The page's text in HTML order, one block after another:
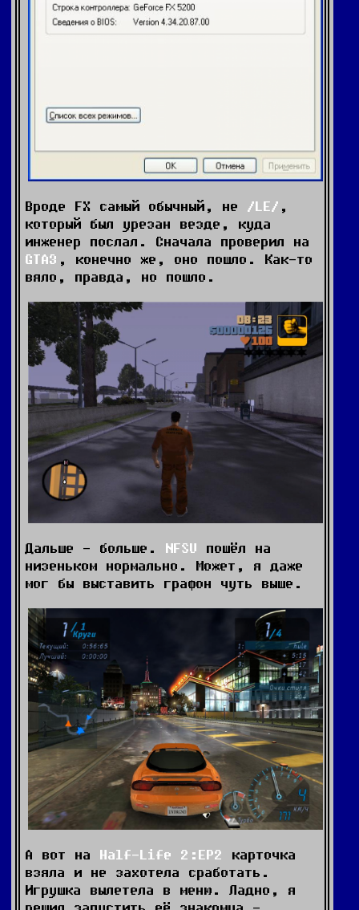
Вроде FX самый обычный, не LE
,
который был урезан везде, куда
инженер послал. Сначала проверил на
GTA3 , конечно же, оно пошло. Как-то
вяло, правда, но пошло.
Дальше - больше. NFSU пошёл на
низеньком нормально. Может, я даже
мог бы выставить графон чуть выше.
А вот на Half-Life 2:EP2 карточка
взяла и не захотела сработать.
Игрушка вылетела в меню. Ладно, я